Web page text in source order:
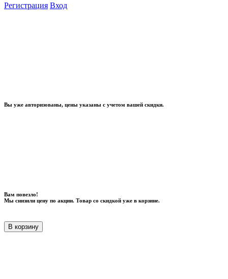
Регистрация Вход
Вы уже авторизованы, цены указаны с учетом вашей скидки.
Вам повезло!
Мы снизили цену по акции. Товар со скидкой уже в корзине.
В корзину